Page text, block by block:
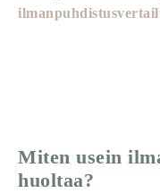
Miten usein
huoltaa?